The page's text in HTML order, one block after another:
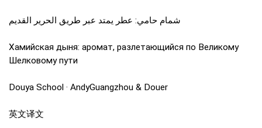
شمام حامي: عطر يمتد عبر طريق الحرير القديم
Хамийская дыня: аромат, разлетающийся по Великому
Шелковому пути
Douya School · AndyGuangzhou & Douer
英文译文